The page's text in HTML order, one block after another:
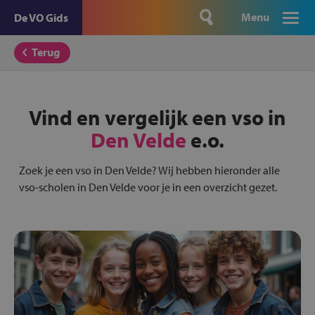
De VO Gids Menu
Terug
Vind en vergelijk een vso in
Den Velde e.o.
Zoek je een vso in Den Velde? Wij hebben hieronder alle
vso-scholen in Den Velde voor je in een overzicht gezet.